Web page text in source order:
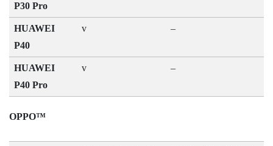
P30 Pro
HUAWEI
P40
v –
HUAWEI
P40 Pro
v –
OPPO™